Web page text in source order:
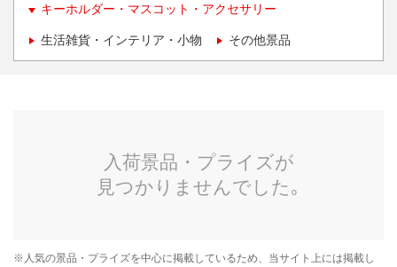
キーホルダー・マスコット・アクセサリー
生活雑貨・インテリア・小物 その他景品